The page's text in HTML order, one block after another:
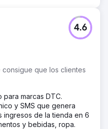
que los clientes
4.6
para marcas DTC.
y SMS que genera
ingresos de la tienda en 6
y bebidas, ropa.